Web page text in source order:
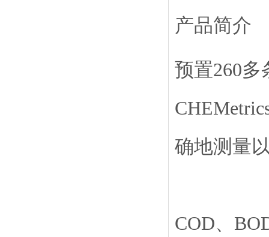
产品简介
预置260多
确地测量
COD、